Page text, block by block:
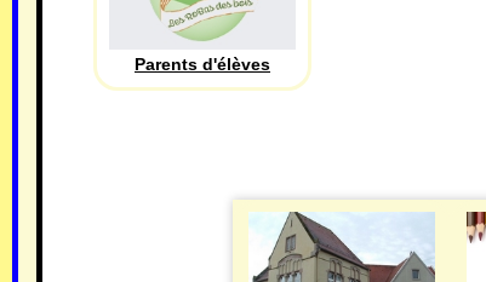
Parents d'élèves